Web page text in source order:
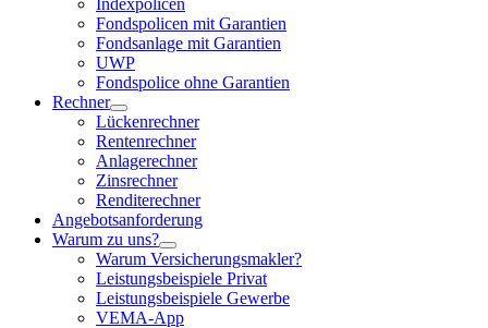
Indexpolicen
Fondspolicen mit Garantien
Fondsanlage mit Garantien
UWP
Fondspolice ohne Garantien
Rechner
Lückenrechner
Rentenrechner
Anlagerechner
Zinsrechner
Renditerechner
Angebotsanforderung
Warum zu uns?
Warum Versicherungsmakler?
Leistungsbeispiele Privat
Leistungsbeispiele Gewerbe
VEMA-App